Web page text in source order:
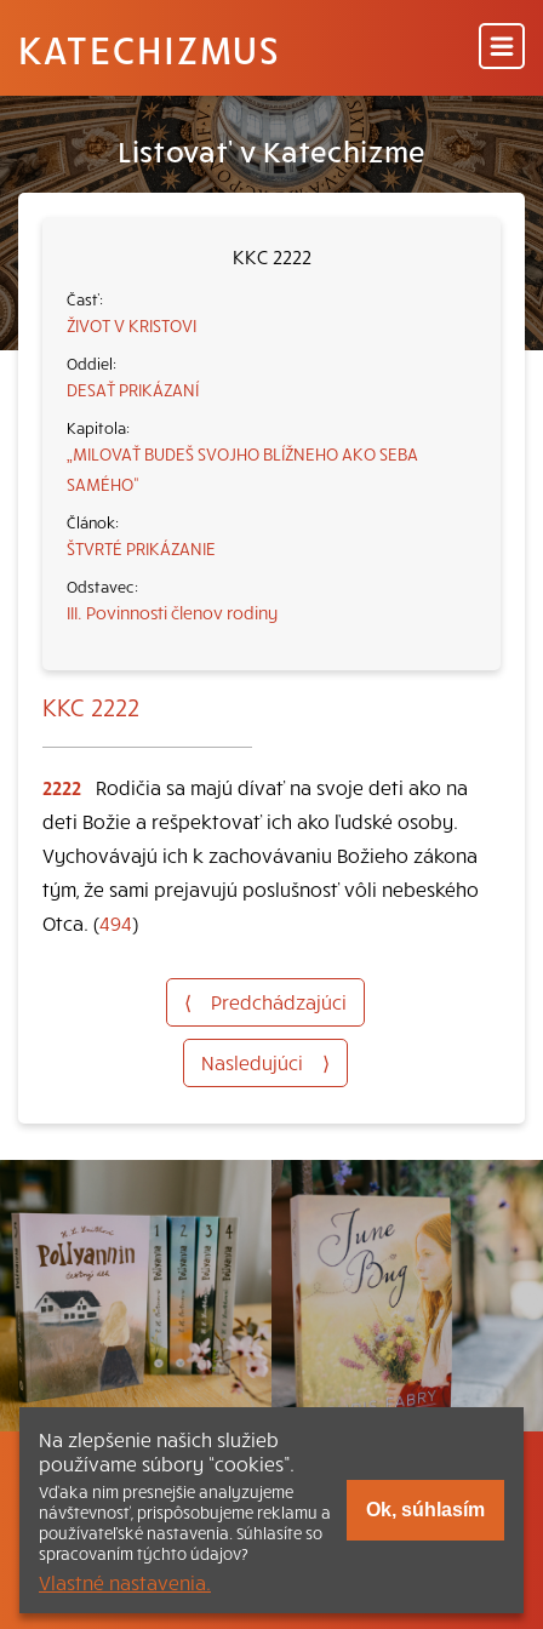
KATECHIZMUS
Listovať v Katechizme
KKC 2222
ŽIVOT V KRISTOVI
DESAŤ PRIKÁZANÍ
„MILOVAŤ BUDEŠ SVOJHO BLÍŽNEHO AKO SEBA
SAMÉHO“
ŠTVRTÉ PRIKÁZANIE
III. Povinnosti členov rodiny
KKC 2222
2222
Rodičia sa majú dívať na svoje deti ako na
deti Božie a rešpektovať ich ako ľudské osoby.
Vychovávajú ich k zachovávaniu Božieho zákona
tým, že sami prejavujú poslušnosť vôli nebeského
Otca. (494)
⟨ Predchádzajúci
Nasledujúci ⟩
Listovať Obsah Dokumenty a články
Kontakt Tlačená verzia Katechizmu
© 2026 katechizmus.sk |
funguje aj vďaka kresťanskému kníhkupectvu
Na zlepšenie našich služieb
používame súbory “cookies”.
Vďaka nim presnejšie analyzujeme
návštevnosť, prispôsobujeme reklamu a
používateľské nastavenia. Súhlasíte so
spracovaním týchto údajov?
Vlastné nastavenia.
Ok, súhlasím